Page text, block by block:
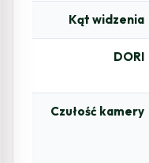
Kąt widzenia
DORI
Czułość kamery